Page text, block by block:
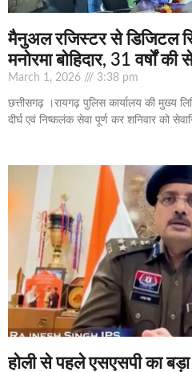
मैनुअल रजिस्टर से डिजिटल
मनोरमा बोहिदार, 31 वर्षों की
March 1, 2026 3:38 pm
छत्तीसगढ़ ।रायगढ़ पुलिस कार्यालय की मुख्य
दीर्घ एवं निष्कलंक सेवा पूर्ण कर शनिवार को
होली से पहले एसएसपी का बड़ा